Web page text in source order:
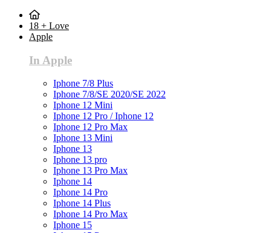
18 + Love
Apple
In Apple
Iphone 7/8 Plus
Iphone 7/8/SE 2020/SE 2022
Iphone 12 Mini
Iphone 12 Pro / Iphone 12
Iphone 12 Pro Max
Iphone 13 Mini
Iphone 13
Iphone 13 pro
Iphone 13 Pro Max
Iphone 14
Iphone 14 Pro
Iphone 14 Plus
Iphone 14 Pro Max
Iphone 15